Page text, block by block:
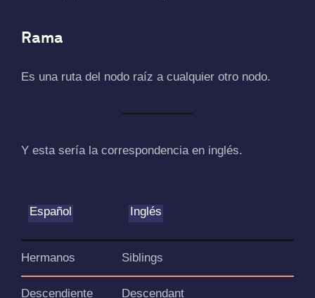
Rama
Es una ruta del nodo raíz a cualquier otro nodo.
Y esta sería la correspondencia en inglés.
Español Inglés
Hermanos Siblings
Descendiente Descendant